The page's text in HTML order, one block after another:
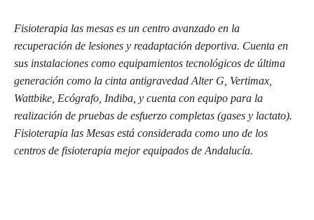
Fisioterapia las mesas es un centro avanzado en la
recuperación de lesiones y readaptación deportiva. Cuenta en
sus instalaciones como equipamientos tecnológicos de última
generación como la cinta antigravedad Alter G, Vertimax,
Wattbike, Ecógrafo, Indiba, y cuenta con equipo para la
realización de pruebas de esfuerzo completas (gases y lactato).
Fisioterapia las Mesas está considerada como uno de los
centros de fisioterapia mejor equipados de Andalucía.